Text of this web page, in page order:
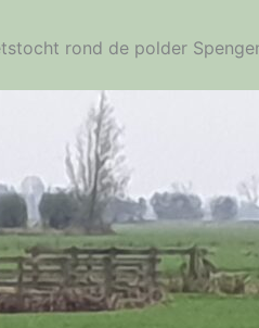
rond de polder